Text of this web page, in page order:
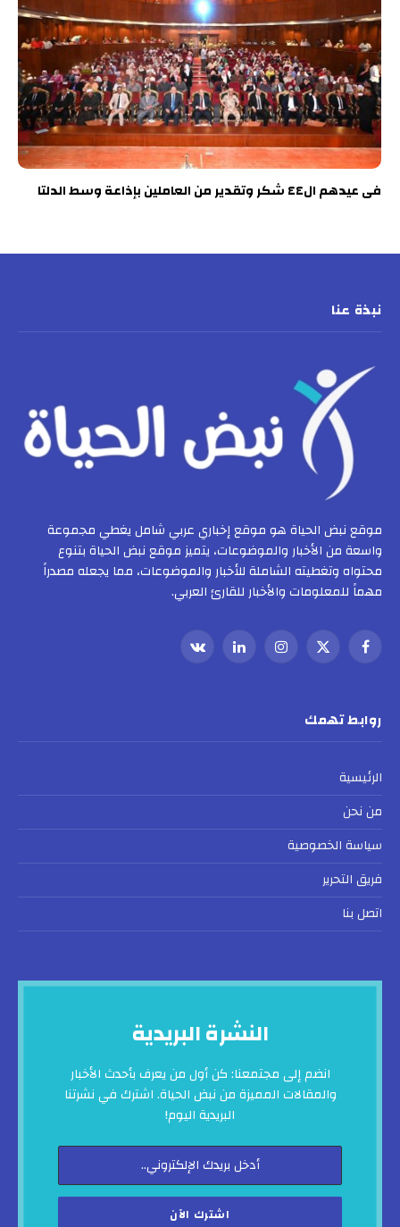
فى عيدهم ال٤٤ شكر وتقدير من العاملين بإذاعة وسط الدلتا
نبذة عنا
موقع نبض الحياة هو موقع إخباري عربي شامل يغطي مجموعة
واسعة من الأخبار والموضوعات، يتميز موقع نبض الحياة بتنوع
محتواه وتغطيته الشاملة للأخبار والموضوعات، مما يجعله مصدراً
مهماً للمعلومات والأخبار للقارئ العربي.
فيسبوك
X
الانستغراملينكدإنVKontakte
روابط تهمك
الرئيسية
من نحن
سياسة الخصوصية
فريق التحرير
اتصل بنا
النشرة البريدية
انضم إلى مجتمعنا: كن أول من يعرف بأحدث الأخبار
والمقالات المميزة من نبض الحياة. اشترك في نشرتنا
البريدية اليوم!